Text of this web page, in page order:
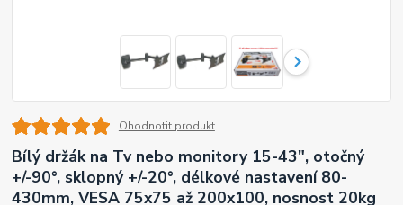
Ohodnotit produkt
Bílý držák na Tv nebo monitory 15-43", otočný
+/-90°, sklopný +/-20°, délkové nastavení 80-
430mm, VESA 75x75 až 200x100, nosnost 20kg